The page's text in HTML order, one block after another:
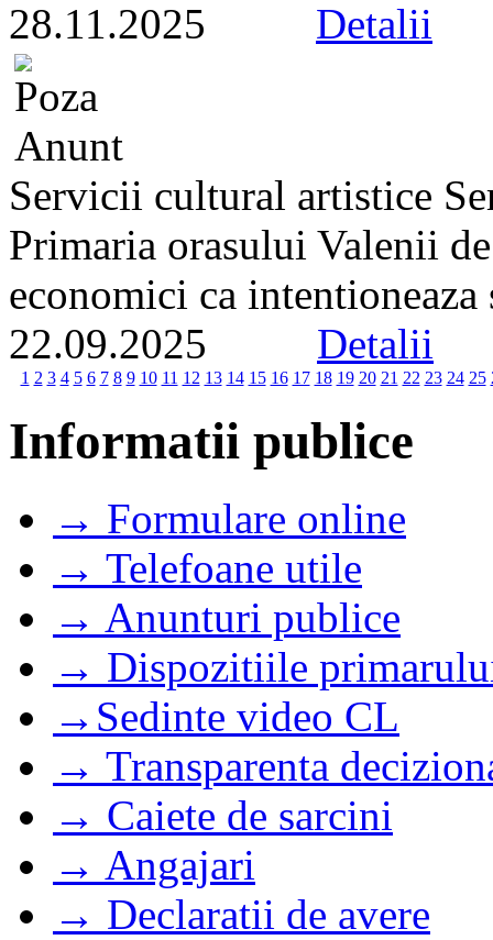
28.11.2025 Detalii
Servicii cultural artistice
Primaria orasului Valenii
economici ca
22.09.2025 Detalii
1 2 3 4 5 6 7 8 9 10 11 12 13 14 15 16 17 18 19 20 21 22 23 24 25
Informatii publice
→ Formulare online
→ Telefoane utile
→ Anunturi publice
→ Dispozitiile
→Sedinte video CL
→ Transparenta
→ Caiete de sarcini
→ Angajari
→ Declaratii de avere